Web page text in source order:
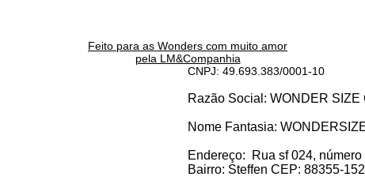
Feito para as Wonders com muito amor
pela LM&Companhia
CNPJ: 49.693.383/0001-10
Razão Social: WONDER
Nome Fantasia:
Endereço:
Rua sf 024, número
Bairro: Steffen CEP: 88355-